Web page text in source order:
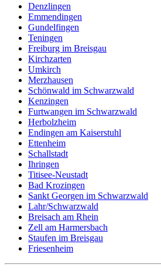
Denzlingen
Emmendingen
Gundelfingen
Teningen
Freiburg im Breisgau
Kirchzarten
Umkirch
Merzhausen
Schönwald im Schwarzwald
Kenzingen
Furtwangen im Schwarzwald
Herbolzheim
Endingen am Kaiserstuhl
Ettenheim
Schallstadt
Ihringen
Titisee-Neustadt
Bad Krozingen
Sankt Georgen im Schwarzwald
Lahr/Schwarzwald
Breisach am Rhein
Zell am Harmersbach
Staufen im Breisgau
Friesenheim